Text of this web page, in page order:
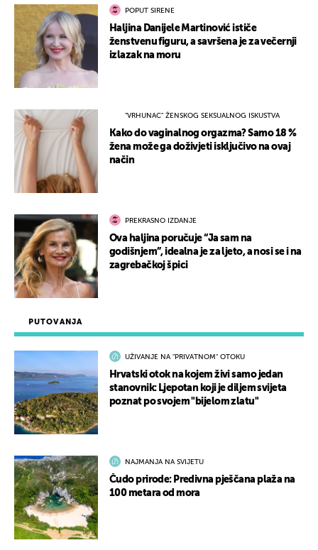
PUTOVANJA
UŽIVANJE NA "PRIVATNOM" OTOKU
Hrvatski otok na kojem živi samo jedan
stanovnik: Ljepotan koji je diljem svijeta
poznat po svojem "bijelom zlatu"
NAJMANJA NA SVIJETU
Čudo prirode: Predivna pješčana plaža na
100 metara od mora
POPUT SIRENE
Haljina Danijele Martinović ističe
ženstvenu figuru, a savršena je za večernji
izlazak na moru
"VRHUNAC" ŽENSKOG SEKSUALNOG ISKUSTVA
Kako do vaginalnog orgazma? Samo 18 %
žena može ga doživjeti isključivo na ovaj
način
PREKRASNO IZDANJE
Ova haljina poručuje “Ja sam na
godišnjem”, idealna je za ljeto, a nosi se i na
zagrebačkoj špici